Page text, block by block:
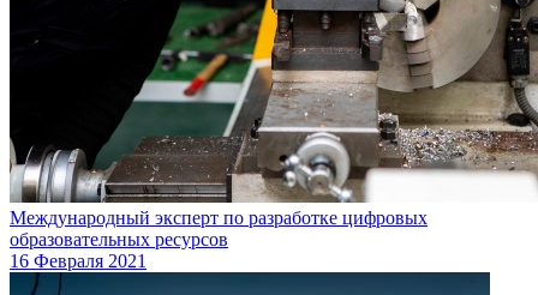
Международный эксперт по разработке цифровых
образовательных ресурсов
16 Февраля 2021